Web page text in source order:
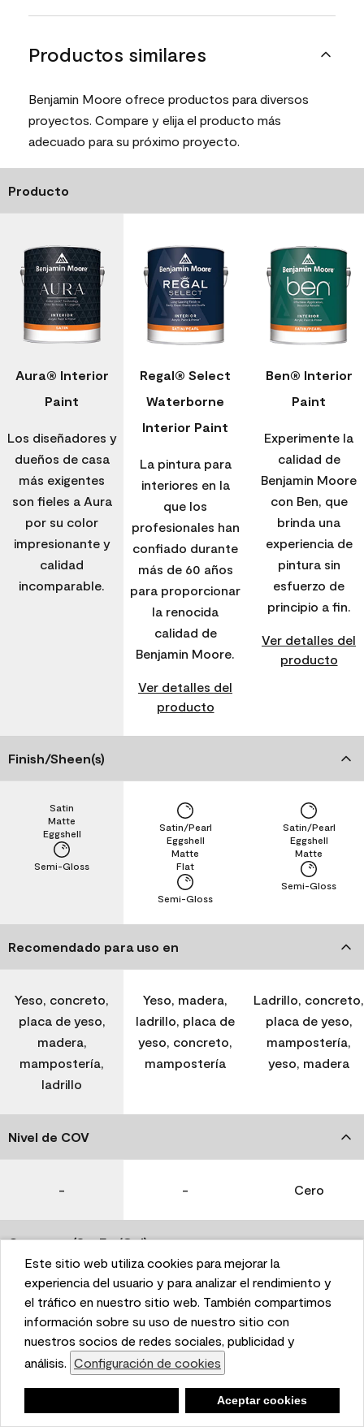
This website uses cookies to enhance user experience
and to analyze performance and traffic on our website.
We also share information about your use of our site
with our social media, advertising, and analytics
partners. Cookie Settings
Accept Cookies
Este sitio web utiliza cookies para mejorar la
experiencia del usuario y para analizar el rendimiento y
el tráfico en nuestro sitio web. También compartimos
información sobre su uso de nuestro sitio con
nuestros socios de redes sociales, publicidad y
análisis. Configuración de cookies
Aceptar cookies
Productos similares
Benjamin Moore ofrece productos para diversos
proyectos. Compare y elija el producto más
adecuado para su próximo proyecto.
Producto
Aura® Interior
Paint
Los diseñadores y
dueños de casa
más exigentes
son fieles a Aura
por su color
impresionante y
calidad
incomparable.
Regal® Select
Waterborne
Interior Paint
La pintura para
interiores en la
que los
profesionales han
confiado durante
más de 60 años
para proporcionar
la renocida
calidad de
Benjamin Moore.
Ver detalles del
producto
Ben® Interior
Paint
Experimente la
calidad de
Benjamin Moore
con Ben, que
brinda una
experiencia de
pintura sin
esfuerzo de
principio a fin.
Ver detalles del
producto
Finish/Sheen(s)
Semi-Gloss
Eggshell
Matte
Satin
Semi-Gloss
Flat
Matte
Eggshell
Satin/Pearl
Semi-Gloss
Matte
Eggshell
Satin/Pearl
Recomendado para uso en
Yeso, concreto,
placa de yeso,
madera,
mampostería,
ladrillo
Yeso, madera,
ladrillo, placa de
yeso, concreto,
mampostería
Ladrillo, concreto,
placa de yeso,
mampostería,
yeso, madera
Nivel de COV
- - Cero
Coverage (Sq. Ft./Gal)
350-400 400-450 400-450
Tiempo de secado
1 hora